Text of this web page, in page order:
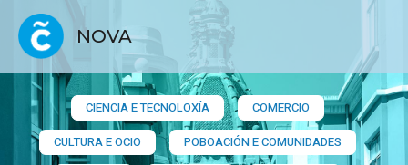
NOVA
CIENCIA E TECNOLOXÍA
COMERCIO
CULTURA E OCIO
POBOACIÓN E COMUNIDADES